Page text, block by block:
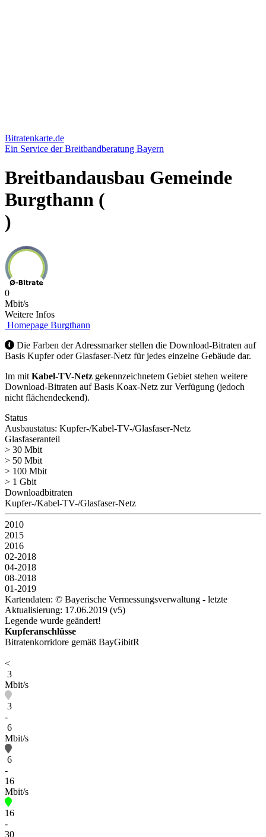
Bitratenkarte.de
Ein Service der Breitbandberatung Bayern
Breitbandausbau Gemeinde
Burgthann (
)
0
Mbit/s
Weitere Infos
Homepage Burgthann
Die Farben der Adressmarker stellen die Download-Bitraten auf
Basis Kupfer oder Glasfaser-Netz für jedes einzelne Gebäude dar.
Im mit Kabel-TV-Netz gekennzeichnetem Gebiet stehen weitere
Download-Bitraten auf Basis Koax-Netz zur Verfügung (jedoch
nicht flächendeckend).
Status
Ausbaustatus: Kupfer-/Kabel-TV-/Glasfaser-Netz
Glasfaseranteil
> 30 Mbit
> 50 Mbit
> 100 Mbit
> 1 Gbit
Downloadbitraten
Kupfer-/Kabel-TV-/Glasfaser-Netz
2010
2015
2016
02-2018
04-2018
08-2018
01-2019
Kartendaten: © Bayerische Vermessungsverwaltung - letzte
Aktualisierung: 17.06.2019 (v5)
Legende wurde geändert!
Kupferanschlüsse
Bitratenkorridore gemäß BayGibitR
<
3
Mbit/s
3
-
6
Mbit/s
6
-
16
Mbit/s
16
-
30